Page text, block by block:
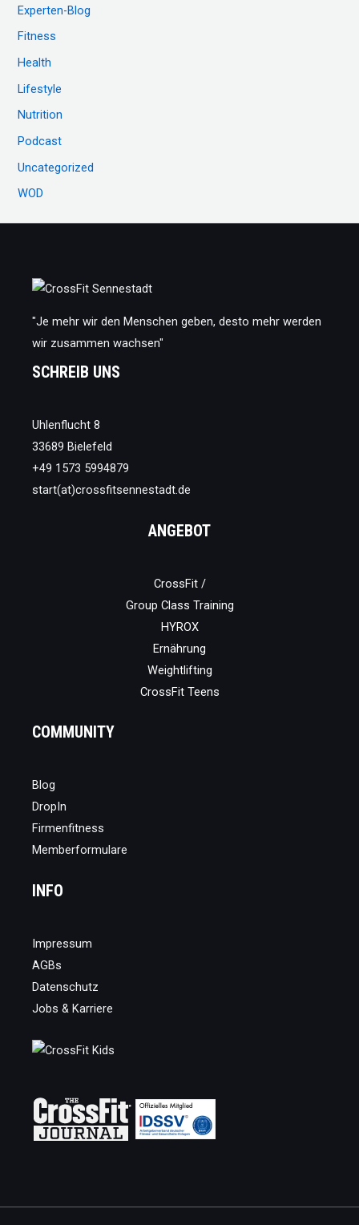
a
c
h
:
Experten-Blog
Fitness
Health
Lifestyle
Nutrition
Podcast
Uncategorized
WOD
"Je mehr wir den Menschen geben, desto mehr werden
wir zusammen wachsen"
SCHREIB UNS
Uhlenflucht 8
33689 Bielefeld
+49 1573 5994879
start(at)crossfitsennestadt.de
ANGEBOT
CrossFit /
Group Class Training
HYROX
Ernährung
Weightlifting
CrossFit Teens
COMMUNITY
Blog
DropIn
Firmenfitness
Memberformulare
INFO
Impressum
AGBs
Datenschutz
Jobs & Karriere